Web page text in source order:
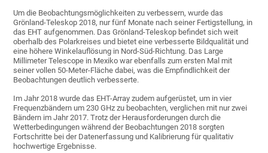
Um die Beobachtungsmöglichkeiten zu verbessern, wurde das
Grönland-Teleskop 2018, nur fünf Monate nach seiner Fertigstellung, in
das EHT aufgenommen. Das Grönland-Teleskop befindet sich weit
oberhalb des Polarkreises und bietet eine verbesserte Bildqualität und
eine höhere Winkelauflösung in Nord-Süd-Richtung. Das Large
Millimeter Telescope in Mexiko war ebenfalls zum ersten Mal mit
seiner vollen 50-Meter-Fläche dabei, was die Empfindlichkeit der
Beobachtungen deutlich verbesserte.
Im Jahr 2018 wurde das EHT-Array zudem aufgerüstet, um in vier
Frequenzbändern um 230 GHz zu beobachten, verglichen mit nur zwei
Bändern im Jahr 2017. Trotz der Herausforderungen durch die
Wetterbedingungen während der Beobachtungen 2018 sorgten
Fortschritte bei der Datenerfassung und Kalibrierung für qualitativ
hochwertige Ergebnisse.